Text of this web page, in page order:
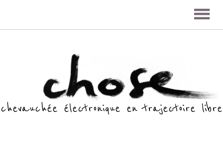
chevauchée électronique en trajectoire libre